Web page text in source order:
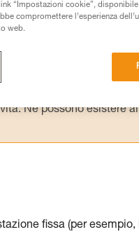
utilizzati in questo
tecnica per
ed un
la manovra, da soli, in
Ne possono esistere
fissa (per
“Impostazioni cookie”,
compromettere l’esperienza
web.